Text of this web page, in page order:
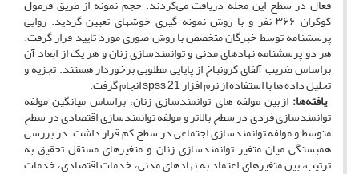
فعال در سطح این محله دریافت می‌کردند. حجم نمونه از طریق فرمول
کوکران ۳۶۶ نفر و با روش نمونه گیری خوشه­ای تعیین گردید. روایی
پرسشنامه توسط خبرگان متخصص با روش صوری مورد تایید قرار گرفت.
هر دو پرسشنامه نهادهای مدنی و توانمندسازی زنان و هر یک از ابعاد آن
براساس ضریب آلفای کرونباخ از پایایی مطلوبی برخوردار هستند. تجزیه و
تحلیل داده ها با استفاده از نرم افزار spss21 انجام گرفت.
یافته‌ها:از بین مولفه های توانمندسازی زنان، براساس میانگین مولفه
توانمندسازی فردی در سطح بالاتر و مولفه توانمندسازی اقتصادی در سطح
متوسط و مولفه توانمندسازی اجتماعی در سطح کم قرار داشت. در بررسی
همبستگی میان متغیر توانمندسازی زنان و متغیرهای مستقل تحقیق به
ترتیب، بین متغیرهای اعتماد به نهادهای مدنی، خدمات اقتصادی، خدمات